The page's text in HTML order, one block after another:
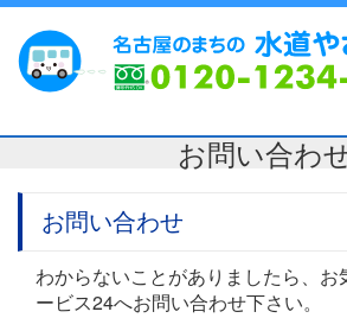
お問い合わ
お問い合わせ
わからないことがありましたら、お
ービス24へお問い合わせ下さい。